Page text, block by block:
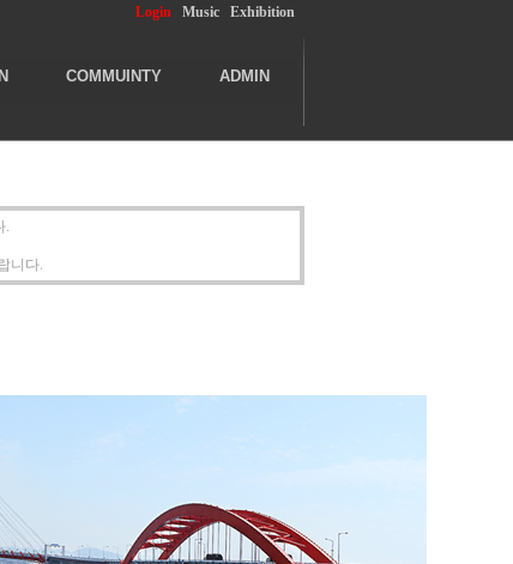
Login Music Exhibition
ADMIN
COMMUINTY
.
니다.